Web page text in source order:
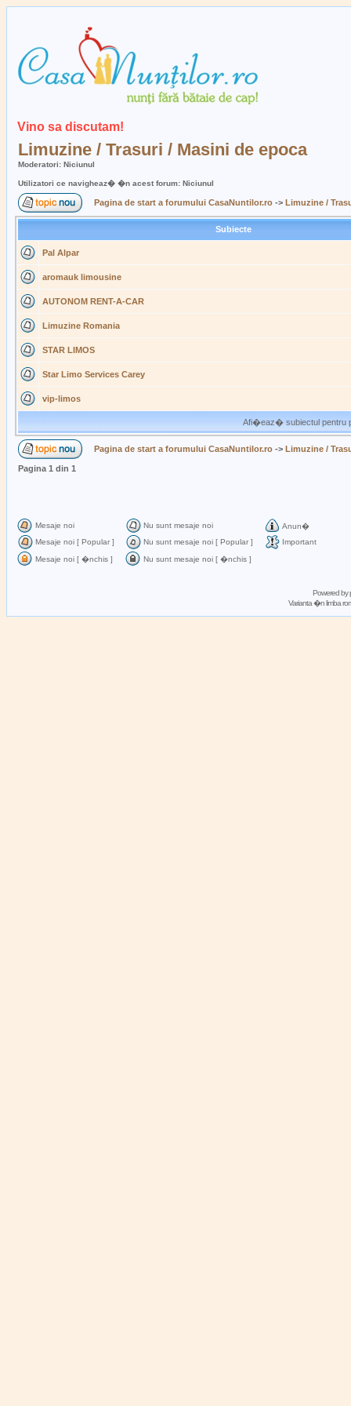
Vino sa discutam!
Limuzine / Trasuri / Masini de epoca
Moderatori: Niciunul
Utilizatori ce navigheaz� �n acest forum: Niciunul
Pagina de start a forumului CasaNuntilor.ro -> Limuzine /
Subiecte
Pal Alpar
aromauk limousine
AUTONOM RENT-A-CAR
Limuzine Romania
STAR LIMOS
Star Limo Services Carey
vip-limos
Afi�eaz� subiectul pentru
Pagina de start a forumului CasaNuntilor.ro -> Limuzine /
Pagina 1 din 1
Mesaje noi Nu sunt mesaje noi
Anun�
Mesaje noi [ Popular ]
Nu sunt mesaje noi [ Popular ]
Important
Mesaje noi [ �nchis ]
Nu sunt mesaje noi [ �nchis ]
Powered by
Varianta �n limba